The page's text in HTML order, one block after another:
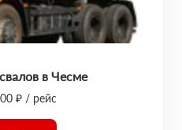
в Чесме
₽ / рейс